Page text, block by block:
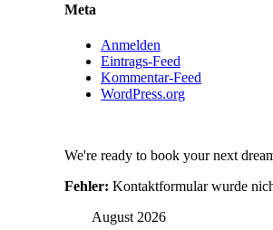
Meta
Anmelden
Eintrags-Feed
Kommentar-Feed
WordPress.org
We're ready to book your next
Fehler: Kontaktformular wurde
August 2026